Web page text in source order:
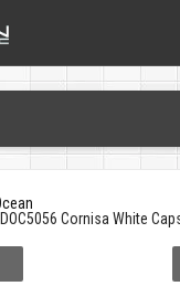
Cornisa White